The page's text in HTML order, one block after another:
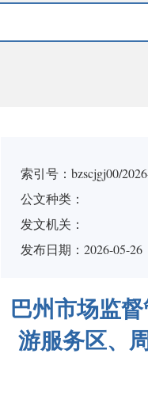
索引号：bzscjgj00/
公文种类：
发文机关：
发布日期：2026-05-26
巴州市场监
游服务区、